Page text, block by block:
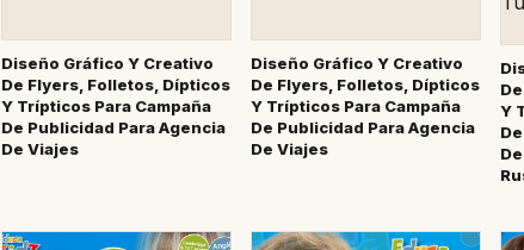
Diseño Gráfico Y Creativo
De Flyers, Folletos, Dípticos
Y Trípticos Para Campaña
De Publicidad Para Agencia
De Viajes
Diseño Gráfico Y Creativo
De Flyers, Folletos, Dípticos
Y Trípticos Para Campaña
De Publicidad Para Agencia
De Viajes
Y